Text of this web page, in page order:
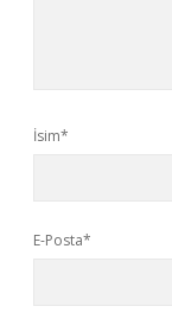
İsim*
E-Posta*